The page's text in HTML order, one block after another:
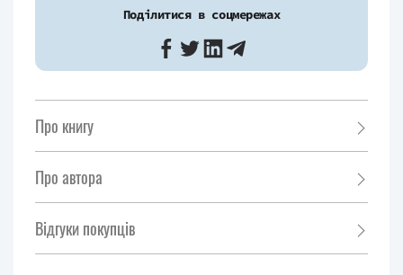
Поділитися в соцмережах
Про книгу
Про автора
Відгуки покупців